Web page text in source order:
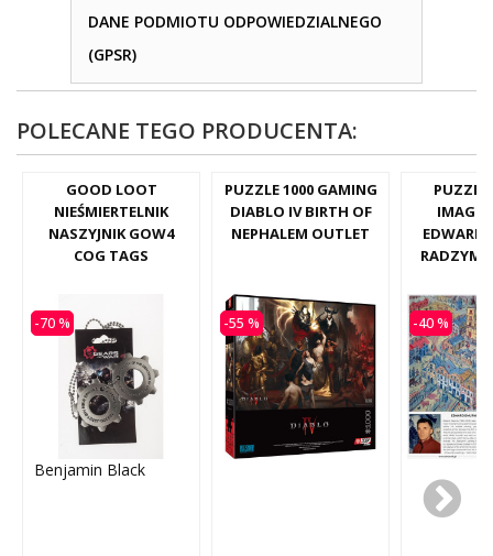
DANE PODMIOTU ODPOWIEDZIALNEGO
(GPSR)
POLECANE TEGO PRODUCENTA:
GOOD LOOT
NIEŚMIERTELNIK
NASZYJNIK GOW4
COG TAGS
-70 %
Benjamin Black
PUZZLE 1000 GAMING
DIABLO IV BIRTH OF
NEPHALEM OUTLET
-55 %
PUZZLE
EDWARD
-40 %